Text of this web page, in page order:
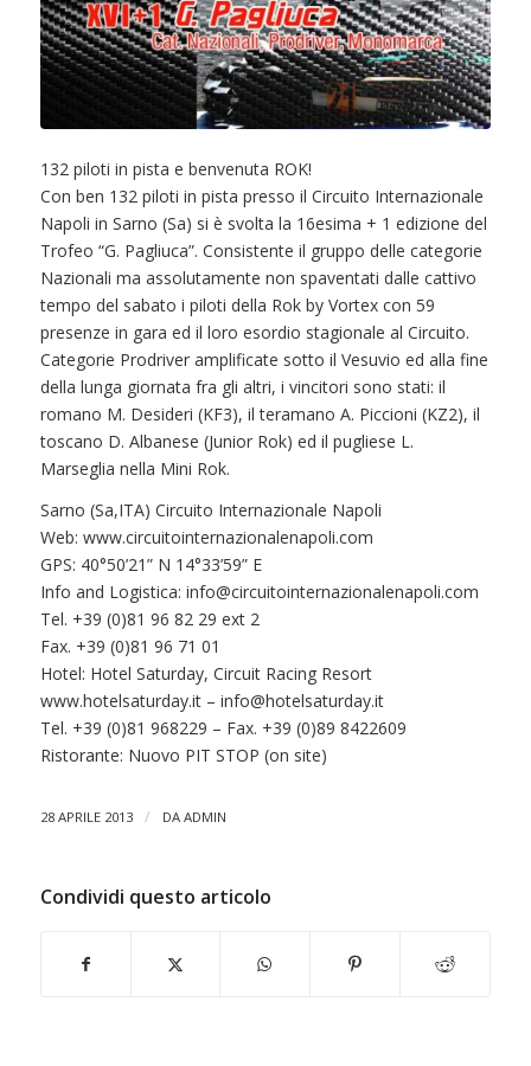
132 piloti in pista e benvenuta ROK!
Con ben 132 piloti in pista presso il Circuito Internazionale
Napoli in Sarno (Sa) si è svolta la 16esima + 1 edizione del
Trofeo “G. Pagliuca”. Consistente il gruppo delle categorie
Nazionali ma assolutamente non spaventati dalle cattivo
tempo del sabato i piloti della Rok by Vortex con 59
presenze in gara ed il loro esordio stagionale al Circuito.
Categorie Prodriver amplificate sotto il Vesuvio ed alla fine
della lunga giornata fra gli altri, i vincitori sono stati: il
romano M. Desideri (KF3), il teramano A. Piccioni (KZ2), il
toscano D. Albanese (Junior Rok) ed il pugliese L.
Marseglia nella Mini Rok.
Sarno (Sa,ITA) Circuito Internazionale Napoli
Web: www.circuitointernazionalenapoli.com
GPS: 40°50’21” N 14°33’59” E
Info and Logistica: info@circuitointernazionalenapoli.com
Tel. +39 (0)81 96 82 29 ext 2
Fax. +39 (0)81 96 71 01
Hotel: Hotel Saturday, Circuit Racing Resort
www.hotelsaturday.it – info@hotelsaturday.it
Tel. +39 (0)81 968229 – Fax. +39 (0)89 8422609
Ristorante: Nuovo PIT STOP (on site)
28 APRILE 2013 / DA ADMIN
Condividi questo articolo